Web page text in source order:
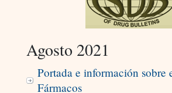
Agosto 2021
Portada e información sobre
Fármacos